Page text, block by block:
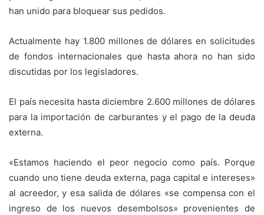
han unido para bloquear sus pedidos.
Actualmente hay 1.800 millones de dólares en solicitudes
de fondos internacionales que hasta ahora no han sido
discutidas por los legisladores.
El país necesita hasta diciembre 2.600 millones de dólares
para la importación de carburantes y el pago de la deuda
externa.
«Estamos haciendo el peor negocio como país. Porque
cuando uno tiene deuda externa, paga capital e intereses»
al acreedor, y esa salida de dólares «se compensa con el
ingreso de los nuevos desembolsos» provenientes de